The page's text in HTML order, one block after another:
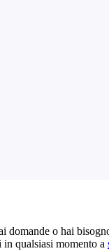
domande o hai
in qualsiasi momento a